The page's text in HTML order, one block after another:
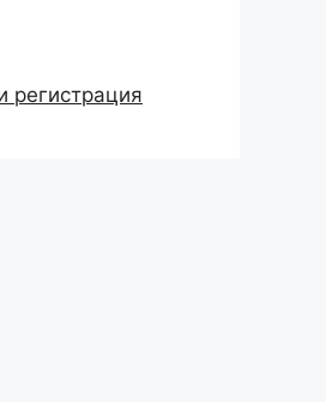
регистрация